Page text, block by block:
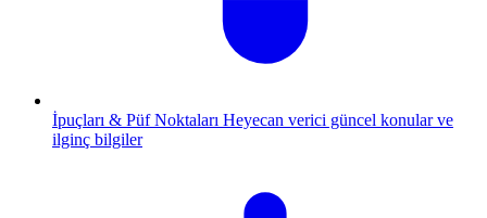
İpuçları & Püf Noktaları Heyecan verici güncel konular ve
ilginç bilgiler